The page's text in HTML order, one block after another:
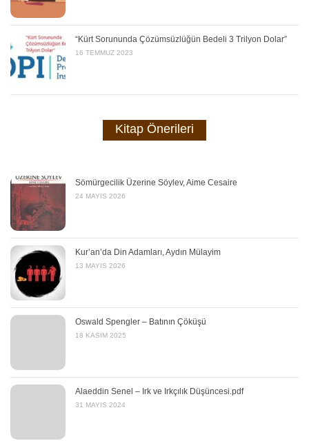
“Kürt Sorununda Çözümsüzlüğün Bedeli 3 Trilyon Dolar”
16 TEMMUZ 2023
Kitap Önerileri
Sömürgecilik Üzerine Söylev, Aime Cesaire
24 MAYIS 2026
Kur’an’da Din Adamları, Aydın Mülayim
13 MAYIS 2026
Oswald Spengler – Batının Çöküşü
18 KASIM 2025
Alaeddin Senel – Irk ve Irkçılık Düşüncesi.pdf
31 MAYIS 2024